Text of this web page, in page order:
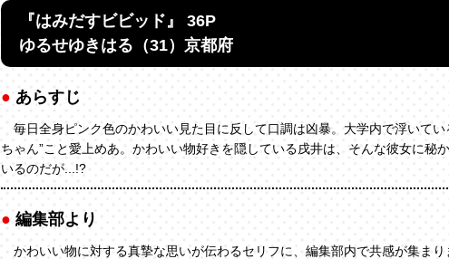
『はみだすビビッド』 36P
ゆるせゆきはる（31）京都府
あらすじ
毎日全身ピンク色のかわいい見た目に反して口調は凶暴。大学内で浮いてい
ちゃん”こと愛上めあ。かわいい物好きを隠している戌井は、そんな彼女に秘
いるのだが...!?
編集部より
かわいい物に対する真摯な思いが伝わるセリフに、編集部内で共感が集まり